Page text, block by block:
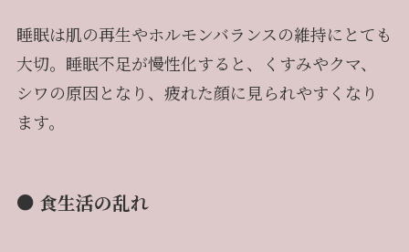
睡眠は肌の再生やホルモンバランスの維持にとても
大切。睡眠不足が慢性化すると、くすみやクマ、
シワの原因となり、疲れた顔に見られやすくなり
ます。
● 食生活の乱れ